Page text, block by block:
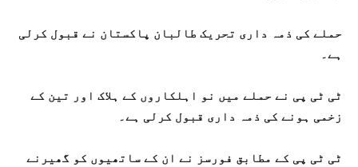
حملے کی ذمہ داری تحریک طالبان پاکستان نے قبول کرلی
ہے۔
ٹی ٹی پی نے حملے میں نو اہلکاروں کے ہلاک اور تین کے
زخمی ہونے کی ذمہ داری قبول کرلی ہے۔
ٹی ٹی پی کے مطابق فورسز نے ان کے ساتھیوں کو گھیرنے